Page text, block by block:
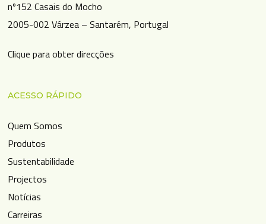
nº152 Casais do Mocho
2005-002 Várzea – Santarém, Portugal
Clique para obter direcções
ACESSO RÁPIDO
Quem Somos
Produtos
Sustentabilidade
Projectos
Notícias
Carreiras